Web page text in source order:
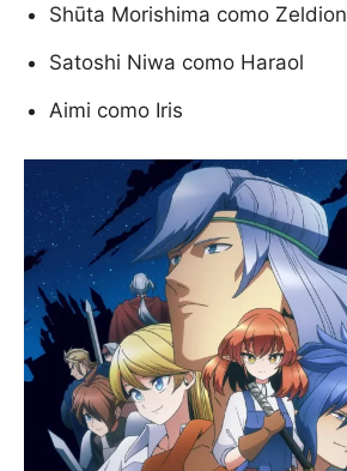
Shūta Morishima como Zeldion
Satoshi Niwa como Haraol
Aimi como Iris